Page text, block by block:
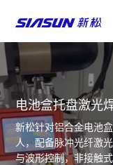
电池盒托盘激光
新松针对铝合金电池
人，配备脉冲光纤激
与波形控制，非接触